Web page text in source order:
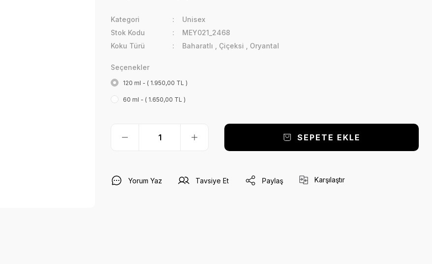
Kategori
Unisex
Stok Kodu
MEY021_2468
Koku Türü
Baharatlı Çiçeksi Oryantal
Seçenekler
120 ml - ( 1.950,00 TL )
60 ml - ( 1.650,00 TL )
SEPETE EKLE
Yorum Yaz Tavsiye Et Paylaş Karşılaştır